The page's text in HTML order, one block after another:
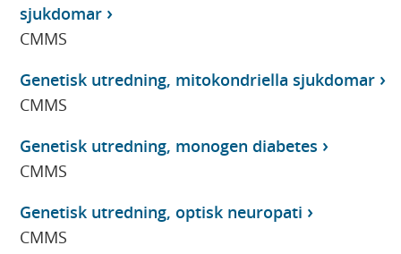
sjukdomar
CMMS
Genetisk utredning, mitokondriella sjukdomar
CMMS
Genetisk utredning, monogen diabetes
CMMS
Genetisk utredning, optisk neuropati
CMMS